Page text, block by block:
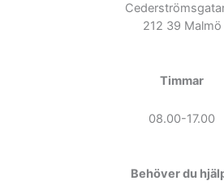
212 39 Malmö
Timmar
08.00-17.00
Behöver du